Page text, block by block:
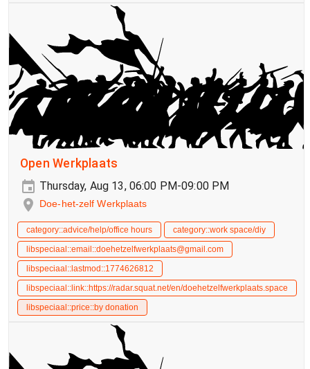
Open Werkplaats
Thursday, Aug 13, 06:00 PM-09:00 PM
Doe-het-zelf Werkplaats
category::advice/help/office hours
category::work space/diy
libspeciaal::email::doehetzelfwerkplaats@gmail.com
libspeciaal::lastmod::1774626812
libspeciaal::link::https://radar.squat.net/en/doehetzelfwerkplaats.space
libspeciaal::price::by donation